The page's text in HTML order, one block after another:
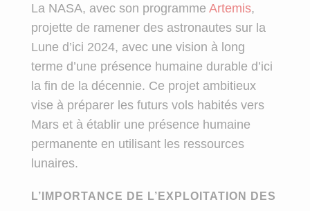
La NASA, avec son programme Artemis,
projette de ramener des astronautes sur la
Lune d’ici 2024, avec une vision à long
terme d’une présence humaine durable d’ici
la fin de la décennie. Ce projet ambitieux
vise à préparer les futurs vols habités vers
Mars et à établir une présence humaine
permanente en utilisant les ressources
lunaires.
L’IMPORTANCE DE L’EXPLOITATION DES